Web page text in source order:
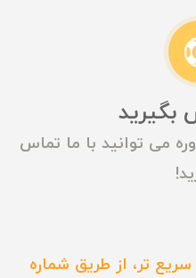
بگیرید
می توانید با ما تماس
تر، از طریق شماره